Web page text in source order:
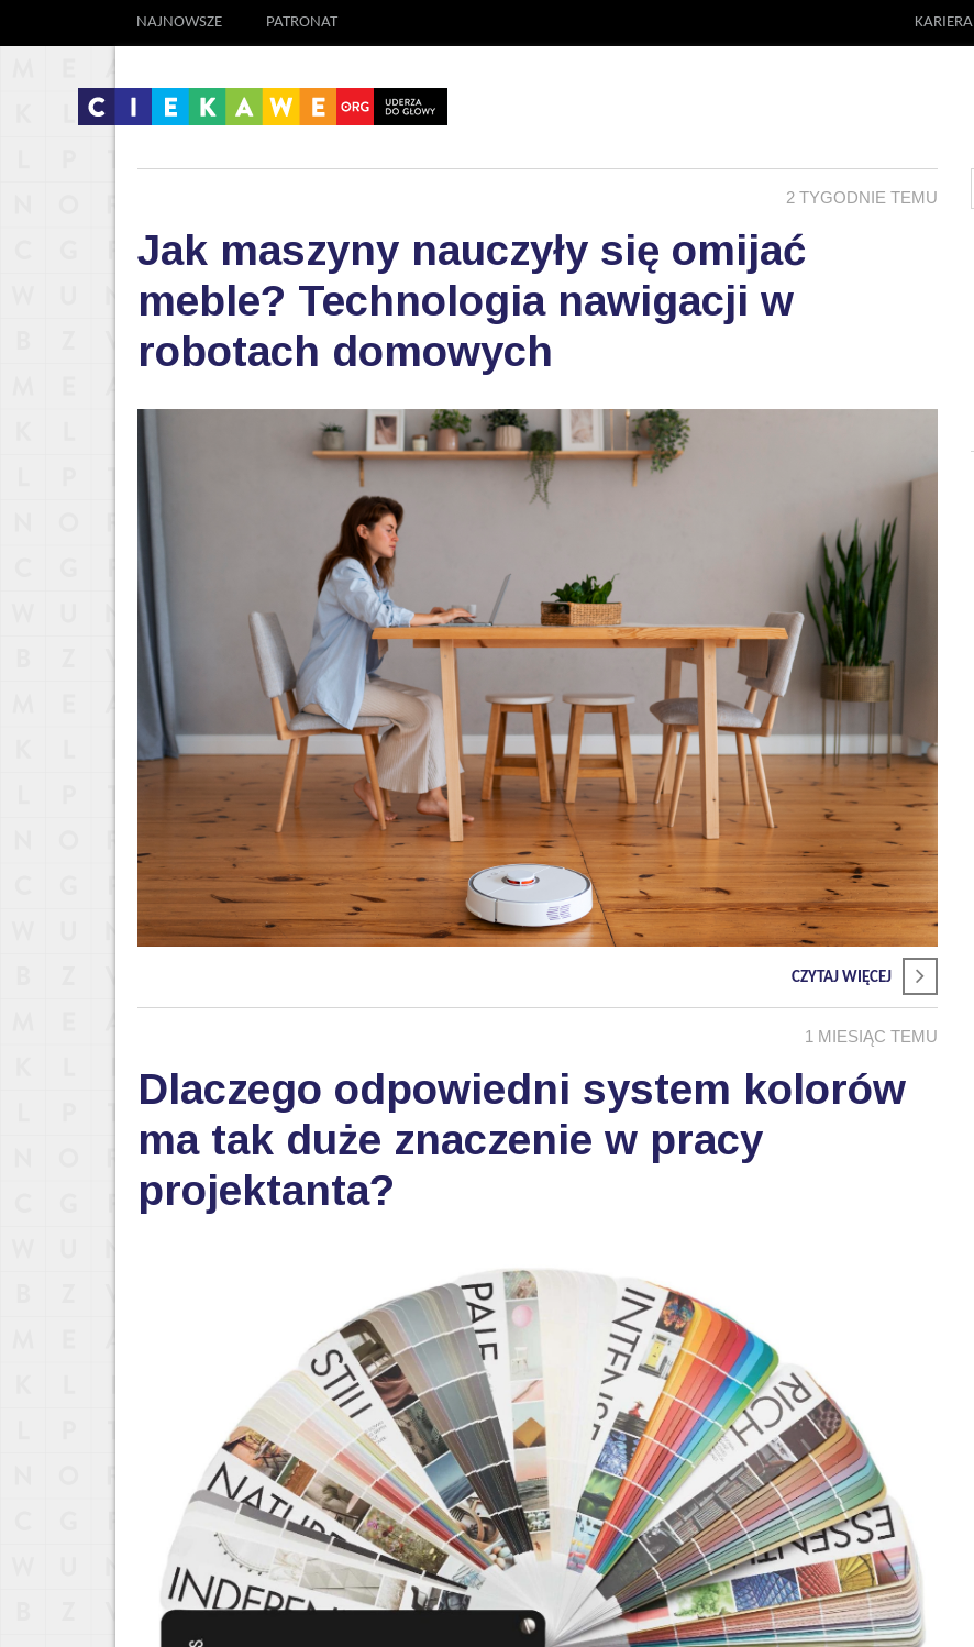
NAJNOWSZE PATRONAT KARIERA
2 TYGODNIE TEMU
Jak maszyny nauczyły się omijać
meble? Technologia nawigacji w
robotach domowych
CZYTAJ WIĘCEJ
1 MIESIĄC TEMU
Dlaczego odpowiedni system kolorów
ma tak duże znaczenie w pracy
projektanta?